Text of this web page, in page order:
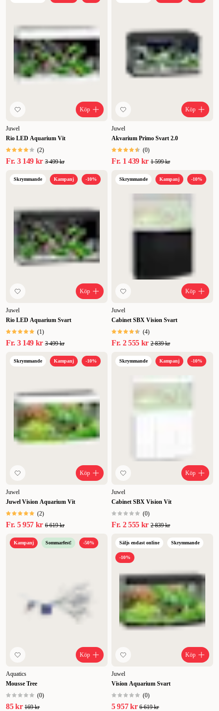
Köp
Juwel
Rio LED Aquarium Vit
(2)
Fr. 3 149 kr 3 499 kr
Köp
Juwel
Akvarium Primo Svart 2.0
(0)
Fr. 1 439 kr 1 599 kr
Skrymmande Kampanj -10%
Köp
Juwel
Rio LED Aquarium Svart
(1)
Fr. 3 149 kr 3 499 kr
Skrymmande Kampanj -10%
Köp
Juwel
Cabinet SBX Vision Svart
(4)
Fr. 2 555 kr 2 839 kr
Skrymmande Kampanj -10%
Köp
Juwel
Juwel Vision Aquarium Vit
(2)
Fr. 5 957 kr 6 619 kr
Skrymmande Kampanj -10%
Köp
Juwel
Cabinet SBX Vision Vit
(0)
Fr. 2 555 kr 2 839 kr
Kampanj Sommarfest! -50%
Köp
Aquatics
Mousse Tree
(0)
85 kr 169 kr
Säljs endast online Skrymmande
-10%
Köp
Juwel
Vision Aquarium Svart
(0)
5 957 kr 6 619 kr